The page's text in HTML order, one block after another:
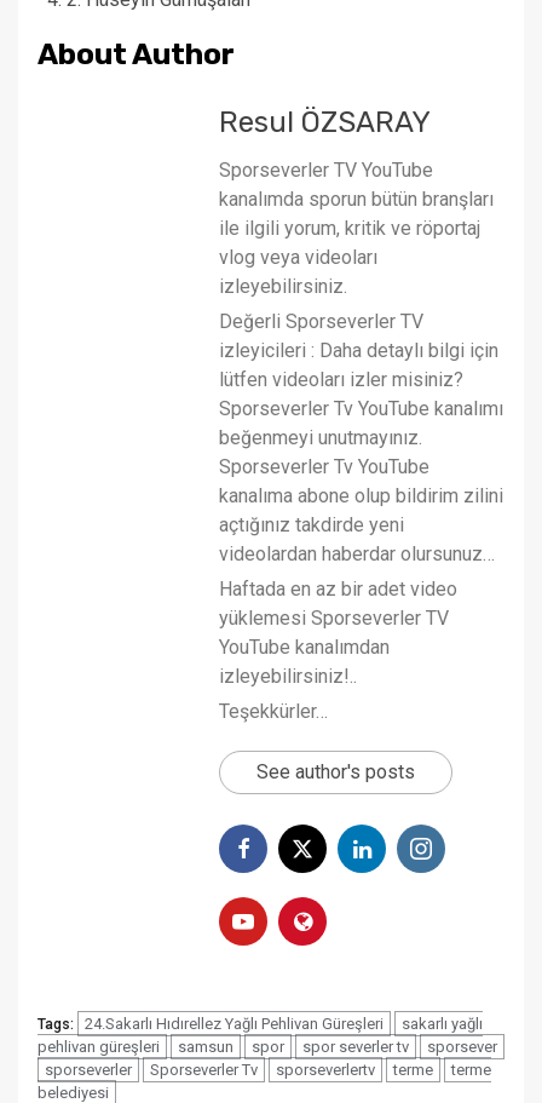
About Author
Resul ÖZSARAY
Sporseverler TV YouTube
kanalımda sporun bütün branşları
ile ilgili yorum, kritik ve röportaj
vlog veya videoları
izleyebilirsiniz.
Değerli Sporseverler TV
izleyicileri : Daha detaylı bilgi için
lütfen videoları izler misiniz?
Sporseverler Tv YouTube kanalımı
beğenmeyi unutmayınız.
Sporseverler Tv YouTube
kanalıma abone olup bildirim zilini
açtığınız takdirde yeni
videolardan haberdar olursunuz…
Haftada en az bir adet video
yüklemesi Sporseverler TV
YouTube kanalımdan
izleyebilirsiniz!..
Teşekkürler…
See author's posts
Tags: 24.Sakarlı Hıdırellez Yağlı Pehlivan Güreşleri
sakarlı yağlı
pehlivan güreşleri
samsun spor spor severler tv
sporsever
sporseverler
Sporseverler Tv sporseverlertv terme
terme
belediyesi